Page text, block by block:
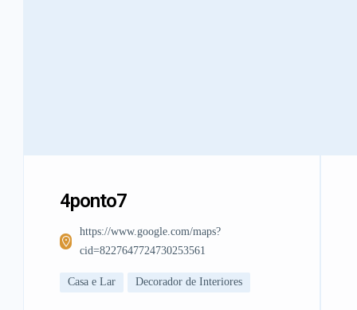
4ponto7
https://www.google.com/maps?
cid=8227647724730253561
Casa e Lar Decorador de Interiores